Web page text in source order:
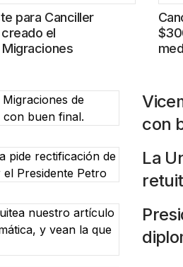
para Canciller
el
con
La